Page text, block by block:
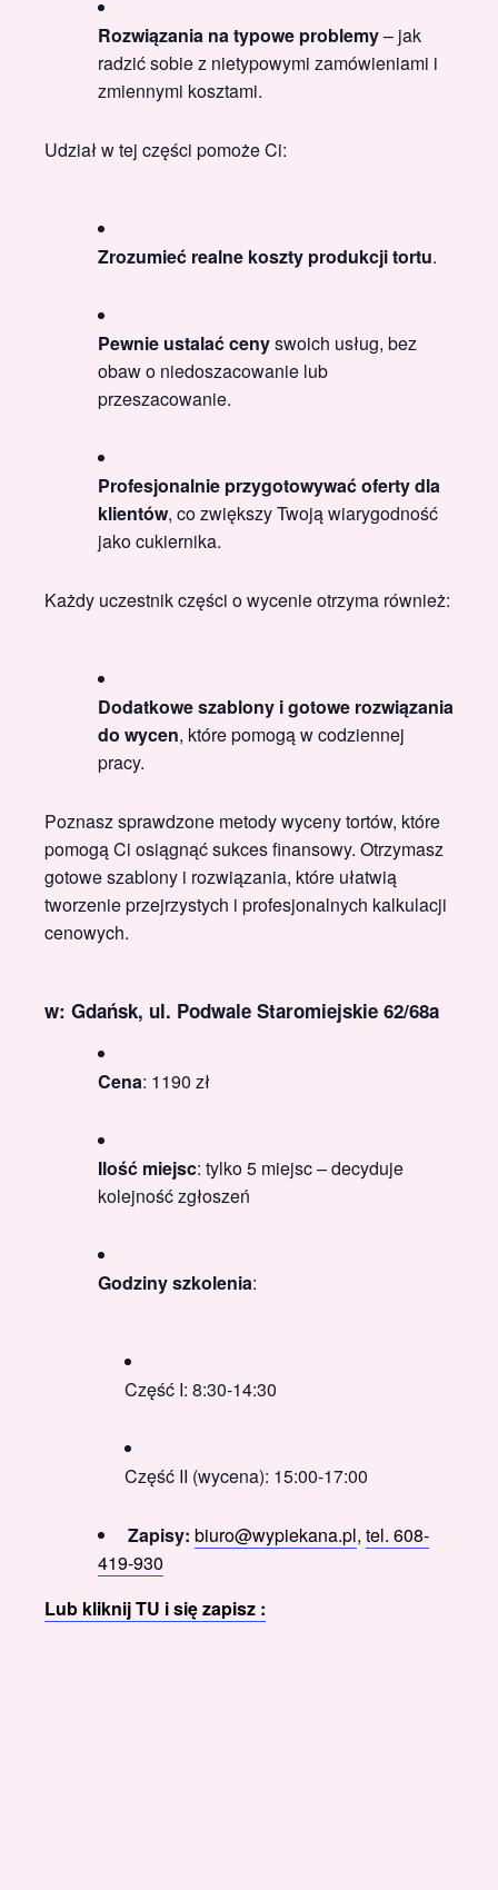
Rozwiązania na typowe problemy– jak
radzić sobie z nietypowymi zamówieniami i
zmiennymi kosztami.
Udział w tej części pomoże Ci:
Zrozumieć realne koszty produkcji tortu.
Pewnie ustalać cenyswoich usług, bez
obaw o niedoszacowanie lub
przeszacowanie.
Profesjonalnie przygotowywać oferty dla
klientów, co zwiększy Twoją wiarygodność
jako cukiernika.
Każdy uczestnik części o wycenie otrzyma również:
Dodatkowe szablony i gotowe rozwiązania
do wycen, które pomogą w codziennej
pracy.
Poznasz sprawdzone metody wyceny tortów, które
pomogą Ci osiągnąć sukces finansowy. Otrzymasz
gotowe szablony i rozwiązania, które ułatwią
tworzenie przejrzystych i profesjonalnych kalkulacji
cenowych.
w: Gdańsk, ul. Podwale Staromiejskie 62/68a
Cena: 1190 zł
Ilość miejsc: tylko 5 miejsc – decyduje
kolejność zgłoszeń
Godziny szkolenia:
Część I: 8:30-14:30
Część II (wycena): 15:00-17:00
Zapisy: biuro@wypiekana.pl, tel. 608-
419-930
Lub kliknij TU i się zapisz :